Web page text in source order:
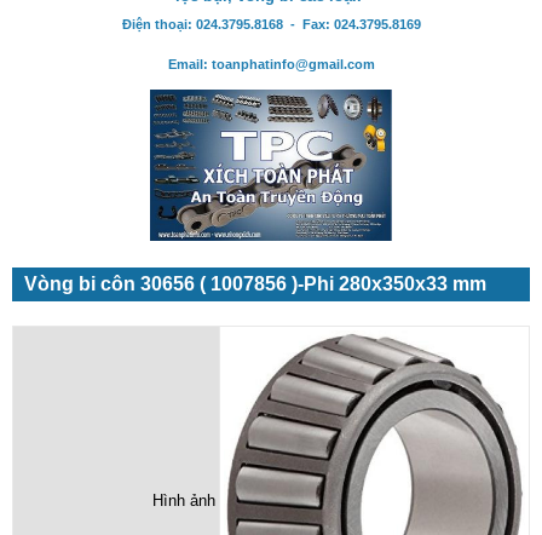
Điện thoại: 024.3795.8168 - Fax: 024.3795.8169
Email: toanphatinfo@gmail.com
Vòng bi côn 30656 ( 1007856 )-Phi 280x350x33 mm
Hình ảnh